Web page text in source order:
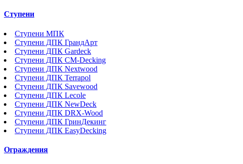
Ступени
Ступени МПК
Ступени ДПК ГрандАрт
Ступени ДПК Gardeck
Ступени ДПК CM-Decking
Ступени ДПК Nextwood
Ступени ДПК Terrapol
Ступени ДПК Savewood
Ступени ДПК Lecole
Ступени ДПК NewDeck
Ступени ДПК DRX-Wood
Ступени ДПК ГринДекинг
Ступени ДПК EasyDecking
Ограждения